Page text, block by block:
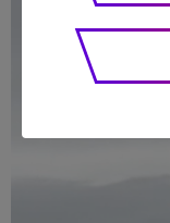
sur le site,
appareil et